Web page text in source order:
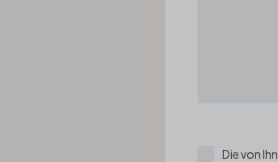
Die von